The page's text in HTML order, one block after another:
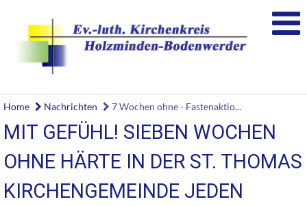
Home Nachrichten 7 Wochen ohne - Fastenaktio...
MIT GEFÜHL! SIEBEN WOCHEN
OHNE HÄRTE IN DER ST. THOMAS
KIRCHENGEMEINDE JEDEN